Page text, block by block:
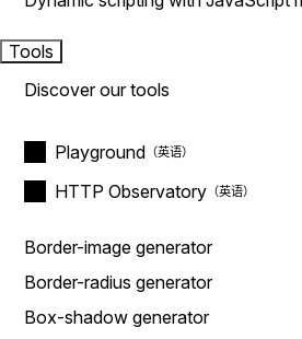
Tools
Discover our tools
Playground
HTTP Observatory
Border-image generator
Border-radius generator
Box-shadow generator